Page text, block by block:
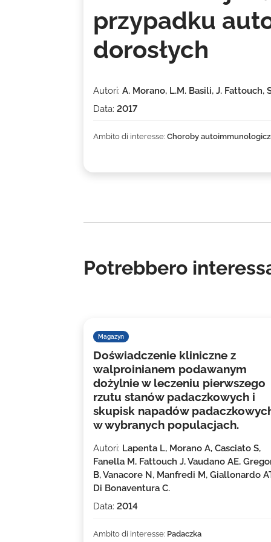
przypadku
dorosłych
Autori: A. Morano, L.M. Basili, J. Fattouch,
Data: 2017
Ambito di interesse: Choroby
Potrebbero
Magazyn
Doświadczenie kliniczne z
walproinianem podawanym
dożylnie w leczeniu pierwszego
rzutu stanów padaczkowych i
skupisk napadów
w wybranych populacjach.
Autori: Lapenta L, Morano A, Casciato S,
Fanella M, Fattouch J, Vaudano AE,
B, Vanacore N, Manfredi M, Giallonardo
Di Bonaventura C.
Data: 2014
Ambito di interesse: Padaczka